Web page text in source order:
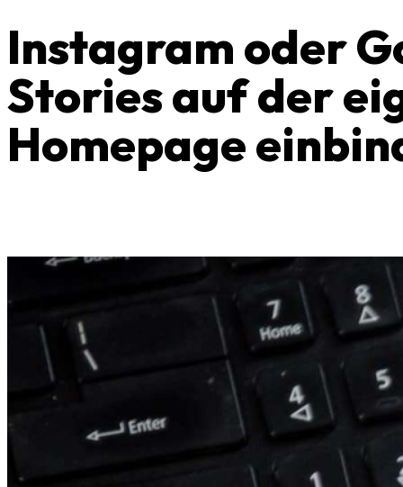
Instagram oder
Stories auf der
Homepage